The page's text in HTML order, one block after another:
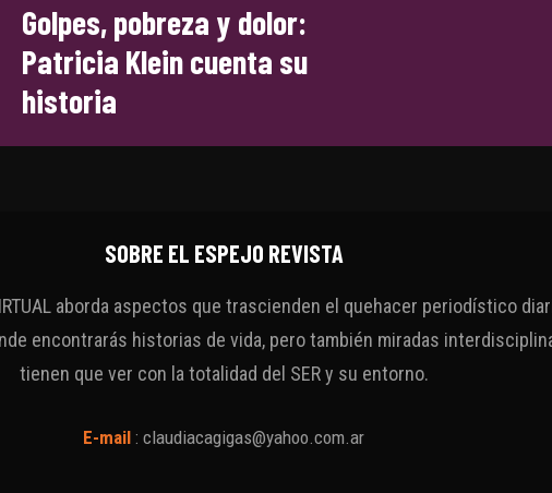
Golpes, pobreza y dolor:
Patricia Klein cuenta su
historia
SOBRE EL ESPEJO REVISTA
aborda aspectos que trascienden el quehacer periodístico
encontrarás historias de vida, pero también miradas
tienen que ver con la totalidad del SER y su entorno.
E-mail : claudiacagigas@yahoo.com.ar